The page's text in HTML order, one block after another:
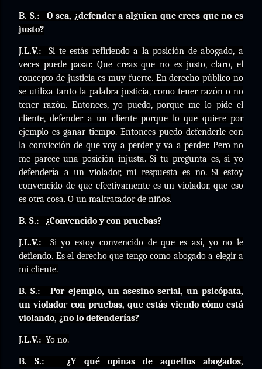
B. S.:
O sea, ¿defender a alguien que crees que no es
justo?
J.L.V.:
Si te estás refiriendo a la posición de abogado, a
veces puede pasar. Que creas que no es justo, claro, el
concepto de justicia es muy fuerte. En derecho público no
se utiliza tanto la palabra justicia, como tener razón o no
tener razón. Entonces, yo puedo, porque me lo pide el
cliente, defender a un cliente porque lo que quiere por
ejemplo es ganar tiempo. Entonces puedo defenderle con
la convicción de que voy a perder y va a perder. Pero no
me parece una posición injusta. Si tu pregunta es, si yo
defendería a un violador, mi respuesta es no. Si estoy
convencido de que efectivamente es un violador, que eso
es otra cosa. O un maltratador de niños.
B. S.: ¿Convencido y con pruebas?
J.L.V.:
Si yo estoy convencido de que es así, yo no le
defiendo. Es el derecho que tengo como abogado a elegir a
mi cliente.
B. S.:
Por ejemplo, un asesino serial, un psicópata,
un violador con pruebas, que estás viendo cómo está
violando, ¿no lo defenderías?
J.L.V.: Yo no.
B. S.:
¿Y qué opinas de aquellos abogados,